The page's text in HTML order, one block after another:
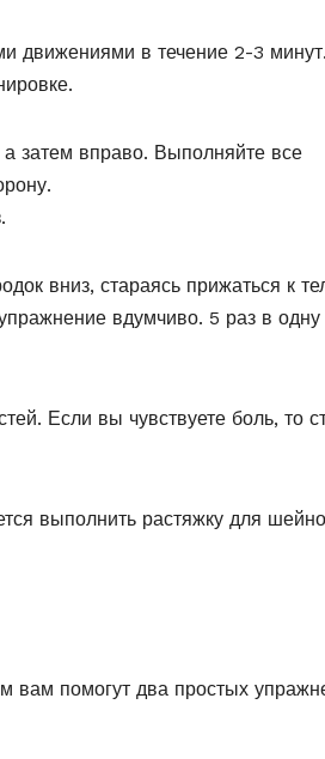
движениями в течение 2-3
затем вправо. Выполняйте все
вниз, стараясь прижаться к
вдумчиво. 5 раз в одну
Если вы чувствуете боль, то
выполнить растяжку для
вам помогут два простых